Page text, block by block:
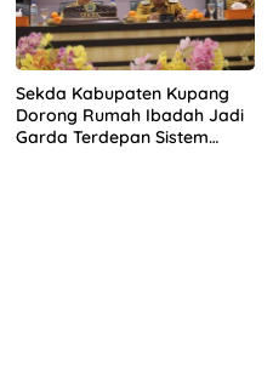
Sekda Kabupaten Kupang
Dorong Rumah Ibadah Jadi
Garda Terdepan Sistem